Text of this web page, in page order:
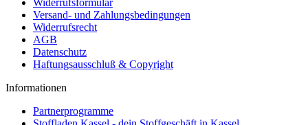
Widerrufsformular
Versand- und Zahlungsbedingungen
Widerrufsrecht
AGB
Datenschutz
Haftungsausschluß & Copyright
Informationen
Partnerprogramme